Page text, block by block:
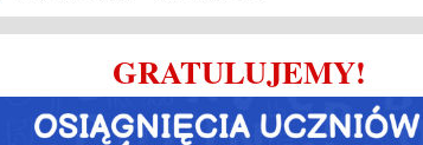
GRATULUJEMY!